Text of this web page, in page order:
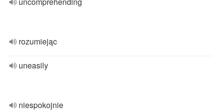
rozumiejąc
uneasily
niespokojnie